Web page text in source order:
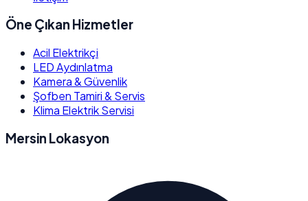
Öne Çıkan Hizmetler
Acil Elektrikçi
LED Aydınlatma
Kamera & Güvenlik
Şofben Tamiri & Servis
Klima Elektrik Servisi
Mersin Lokasyon